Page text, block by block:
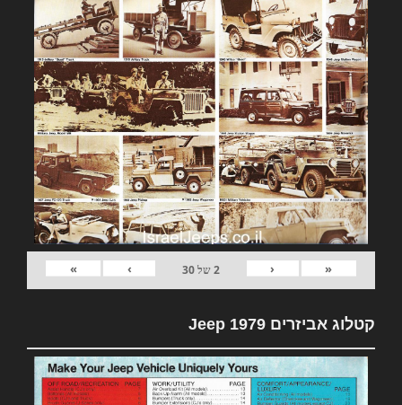
«
‹
2של30
›
»
קטלוג אביזרים 1979 Jeep